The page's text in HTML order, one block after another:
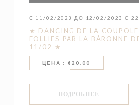
С 11/02/2023 ДО 12/02/2023 С
★ DANCING DE LA COUPOLE
FOLLIES PAR LA BÂRONNE
11/02 ★
ЦЕНА : €20.00
ПОДРОБНЕЕ